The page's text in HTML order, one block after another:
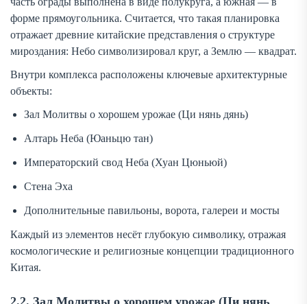
форме прямоугольника. Считается, что такая планировка
отражает древние китайские представления о структуре
мироздания: Небо символизировал круг, а Землю — квадрат.
Внутри комплекса расположены ключевые архитектурные
объекты:
Зал Молитвы о хорошем урожае (Ци нянь дянь)
Алтарь Неба (Юаньцю тан)
Императорский свод Неба (Хуан Цюньюй)
Стена Эха
Дополнительные павильоны, ворота, галереи и мосты
Каждый из элементов несёт глубокую символику, отражая
космологические и религиозные концепции традиционного
Китая.